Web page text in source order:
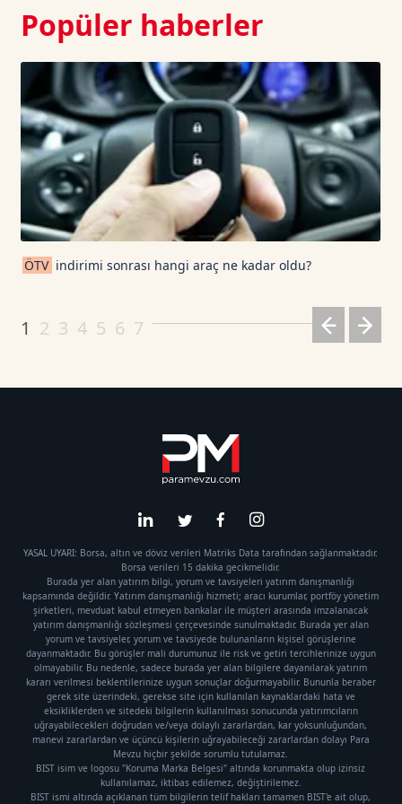
Popüler haberler
ÖTV indirimi sonrası hangi araç ne kadar oldu?
1 2 3 4 5 6 7
YASAL UYARI: Borsa, altın ve döviz verileri Matriks Data tarafından sağlanmaktadır.
Borsa verileri 15 dakika gecikmelidir.
Burada yer alan yatırım bilgi, yorum ve tavsiyeleri yatırım danışmanlığı
kapsamında değildir. Yatırım danışmanlığı hizmeti; aracı kurumlar, portföy yönetim
şirketleri, mevduat kabul etmeyen bankalar ile müşteri arasında imzalanacak
yatırım danışmanlığı sözleşmesi çerçevesinde sunulmaktadır. Burada yer alan
yorum ve tavsiyeler, yorum ve tavsiyede bulunanların kişisel görüşlerine
dayanmaktadır. Bu görüşler mali durumunuz ile risk ve getiri tercihlerinize uygun
olmayabilir. Bu nedenle, sadece burada yer alan bilgilere dayanılarak yatırım
kararı verilmesi beklentilerinize uygun sonuçlar doğurmayabilir. Bununla beraber
gerek site üzerindeki, gerekse site için kullanılan kaynaklardaki hata ve
eksikliklerden ve sitedeki bilgilerin kullanılması sonucunda yatırımcıların
uğrayabilecekleri doğrudan ve/veya dolaylı zararlardan, kar yoksunluğundan,
manevi zararlardan ve üçüncü kişilerin uğrayabileceği zararlardan dolayı Para
Mevzu hiçbir şekilde sorumlu tutulamaz.
BIST isim ve logosu "Koruma Marka Belgesi" altında korunmakta olup izinsiz
kullanılamaz, iktibas edilemez, değiştirilemez.
BIST ismi altında açıklanan tüm bilgilerin telif hakları tamamen BIST'e ait olup,